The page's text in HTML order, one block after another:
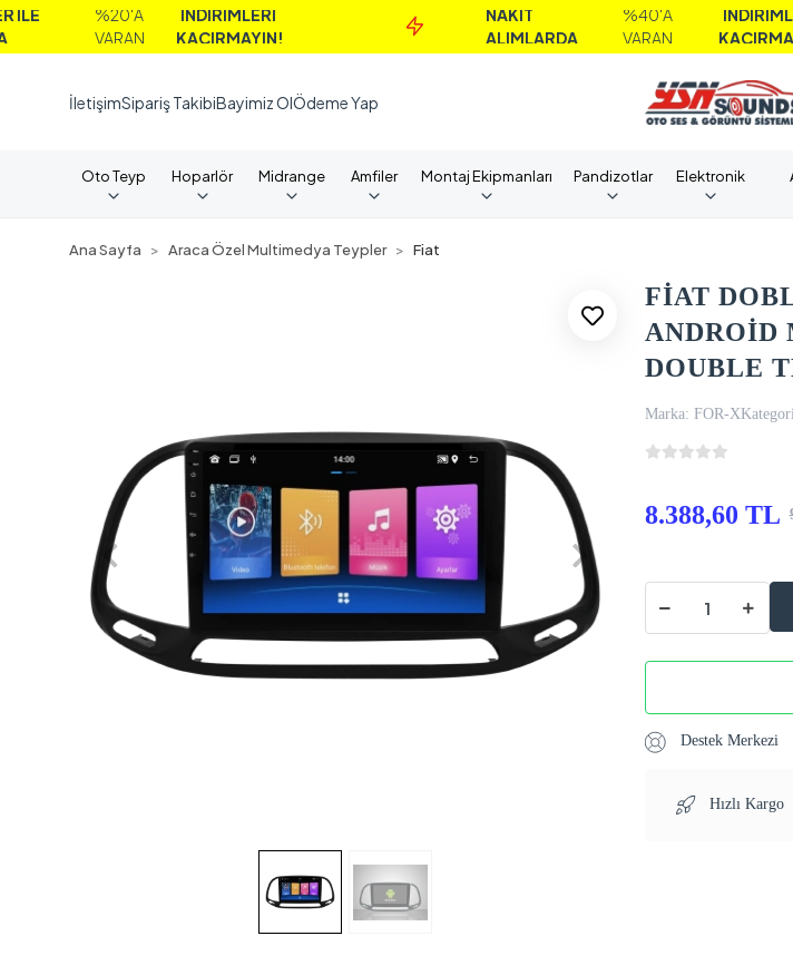
%20'A
İNDİRİMLERİ
KAÇIRMAYIN!
NAKİT
ALIMLARDA
VARAN
İNDİRİMLERİ
KAÇIRMAYIN!
İletişimSipariş TakibiBayimiz OlÖdeme Yap
Oto Teyp Hoparlör Midrange Amfiler Montaj Ekipmanları Pandizotlar Elektronik
Ana Sayfa Araca Özel Multimedya Teypler Fiat
FİAT
ANDROİD
DOUBLE
Marka: FOR-X
8.388,60 TL
Destek Merkezi
Hızlı Kargo